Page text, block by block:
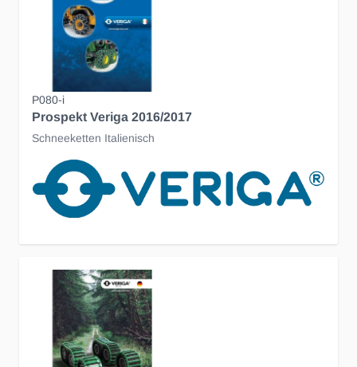
P080-i
Prospekt Veriga 2016/2017
Schneeketten Italienisch